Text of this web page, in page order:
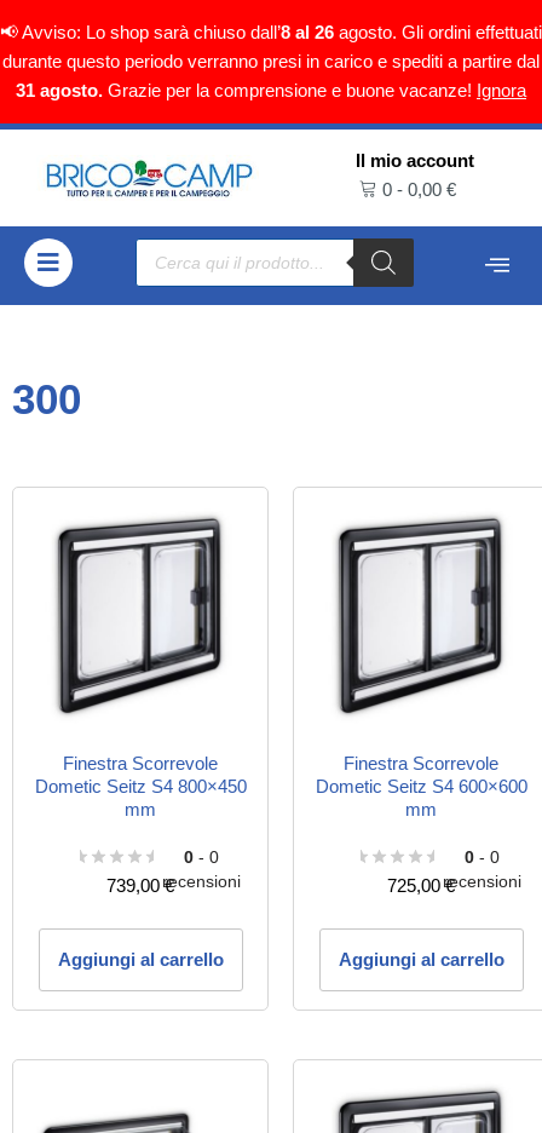
📢 Avviso: Lo shop sarà chiuso dall’8 al 26 agosto. Gli ordini effettuati
durante questo periodo verranno presi in carico e spediti a partire dal
31 agosto. Grazie per la comprensione e buone vacanze! Ignora
contenuto
Il mio account
0 - 0,00 €
300
Finestra Scorrevole
Dometic Seitz S4 800×450
mm
0- 0
recensioni
739,00€
Aggiungi al carrello
Finestra Scorrevole
Dometic Seitz S4 600×600
mm
0- 0
recensioni
725,00€
Aggiungi al carrello